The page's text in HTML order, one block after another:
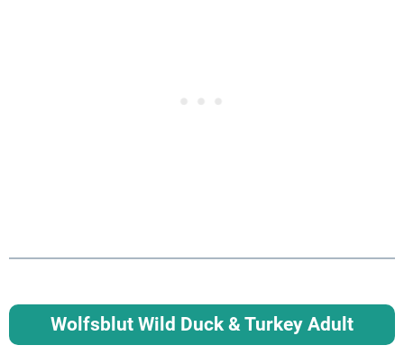
Wolfsblut Wild Duck & Turkey Adult